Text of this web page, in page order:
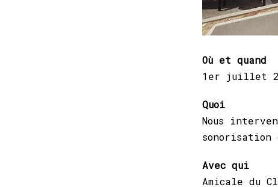
Où et quand
1er juillet
Quoi
Nous
Avec qui
Amicale du